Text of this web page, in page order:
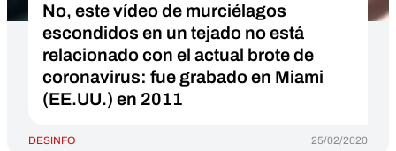
No, este vídeo de murciélagos
escondidos en un tejado no está
relacionado con el actual brote de
coronavirus: fue grabado en Miami
(EE.UU.) en 2011
DESINFO 25/02/2020